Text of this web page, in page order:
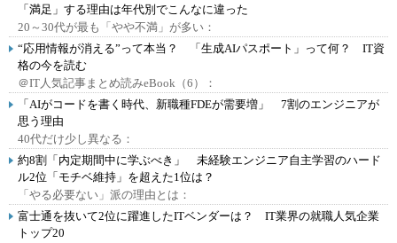
「満足」する理由は年代別でこんなに違った
20～30代が最も「やや不満」が多い：
“応用情報が消える”って本当？ 「生成AIパスポート」って何？ IT資
格の今を読む
＠IT人気記事まとめ読みeBook（6）：
「AIがコードを書く時代、新職種FDEが需要増」 7割のエンジニアが
思う理由
40代だけ少し異なる：
約8割「内定期間中に学ぶべき」 未経験エンジニア自主学習のハード
ル2位「モチベ維持」を超えた1位は？
「やる必要ない」派の理由とは：
富士通を抜いて2位に躍進したITベンダーは？ IT業界の就職人気企業
トップ20